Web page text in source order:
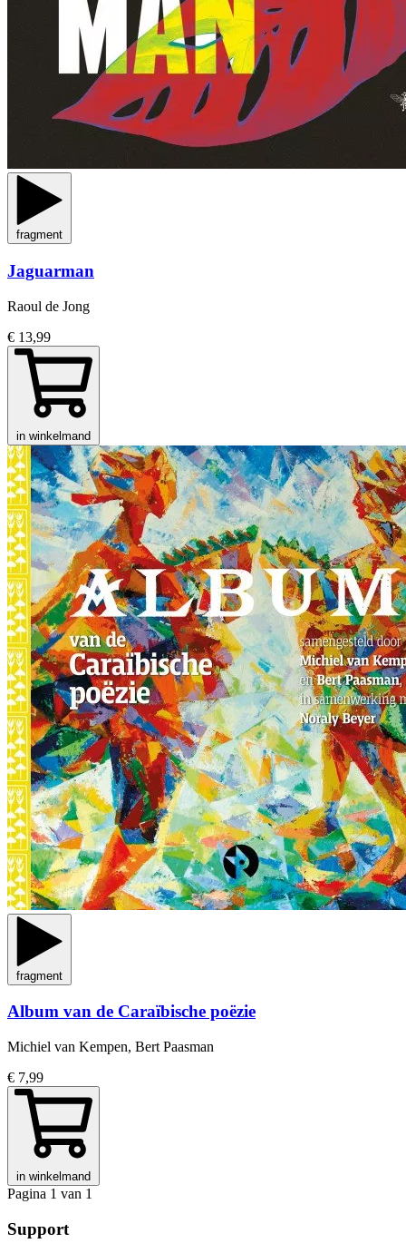
fragment
Jaguarman
Raoul de Jong
€ 13,99
in winkelmand
fragment
Album van de Caraïbische poëzie
Michiel van Kempen, Bert Paasman
€ 7,99
in winkelmand
Pagina 1 van 1
Support